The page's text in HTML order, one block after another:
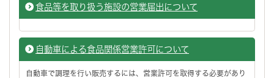
食品等を取り扱う施設の営業届出について
自動車による食品関係営業許可について
自動車で調理を行い販売するには、営業許可を取得する必要があり